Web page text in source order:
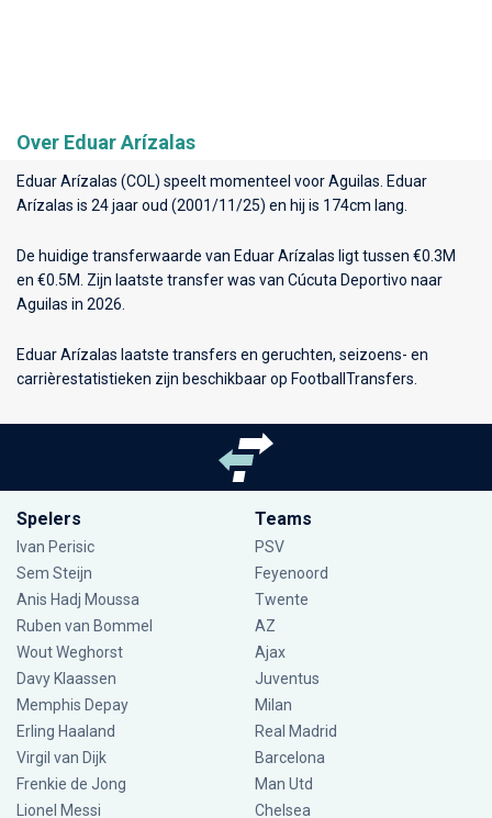
Over Eduar Arízalas
Eduar Arízalas (COL) speelt momenteel voorAguilas . Eduar
Arízalas is 24 jaar oud (2001/11/25) en hij is 174cm lang.
De huidige transferwaarde van Eduar Arízalas ligt tussen €0.3M
en €0.5M. Zijn laatste transfer was van Cúcuta Deportivo naar
Aguilas in 2026.
Eduar Arízalas laatste transfers en geruchten, seizoens- en
carrièrestatistieken zijn beschikbaar op FootballTransfers.
Spelers
Ivan Perisic
Sem Steijn
Anis Hadj Moussa
Ruben van Bommel
Wout Weghorst
Davy Klaassen
Memphis Depay
Erling Haaland
Virgil van Dijk
Frenkie de Jong
Lionel Messi
Teams
PSV
Feyenoord
Twente
AZ
Ajax
Juventus
Milan
Real Madrid
Barcelona
Man Utd
Chelsea